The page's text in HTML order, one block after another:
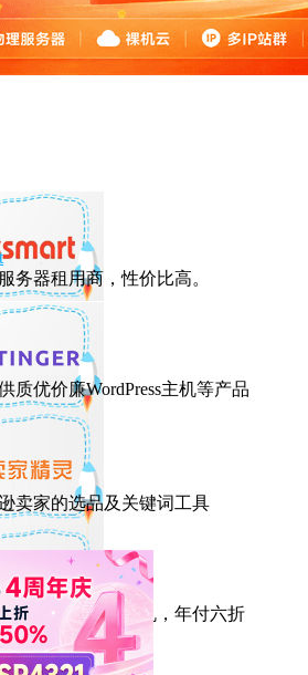
务器租用商，性价比高。
质优价廉WordPress主机等产品
卖家的选品及关键词工具
的高性价比美国主机，年付六折